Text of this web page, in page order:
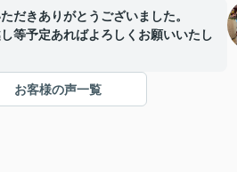
だきありがとうございました。
等予定あればよろしくお願いいたし
お客様の声一覧